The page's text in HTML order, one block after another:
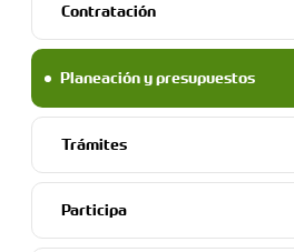
Contratación
Planeación y presupuestos
Trámites
Participa